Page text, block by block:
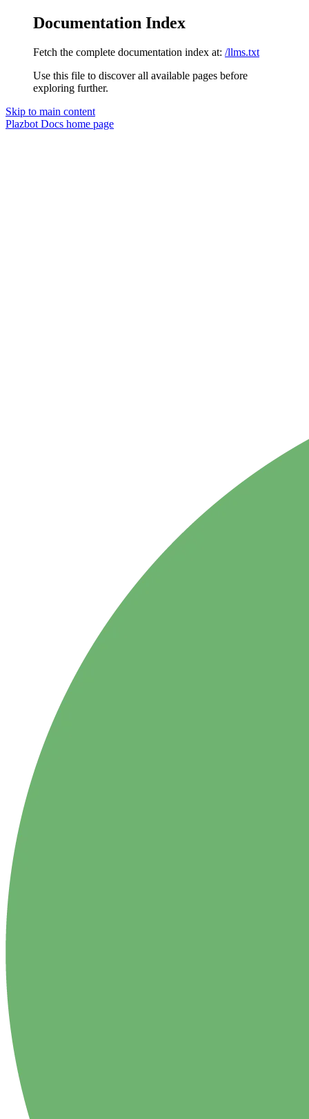
Documentation Index
Fetch the complete documentation index at: /llms.txt
Use this file to discover all available pages before
exploring further.
Skip to main content
Plazbot Docs home page